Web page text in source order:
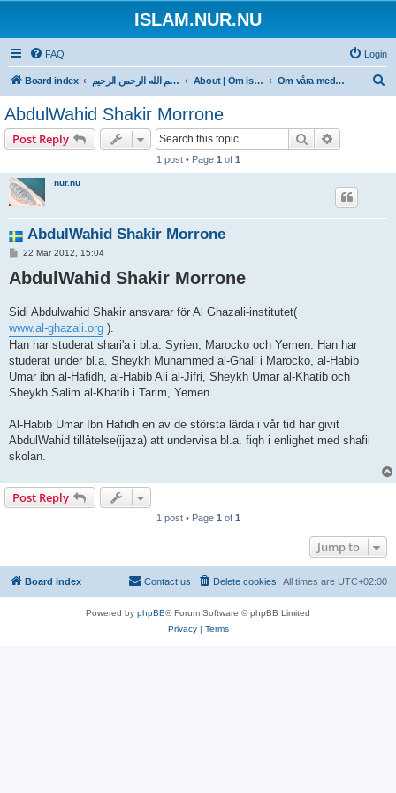
ISLAM.NUR.NU
FAQ Login
Board index بسم الله الرحمن الرحيم About | Om islam.nur.nu Om våra medarbetare
AbdulWahid Shakir Morrone
Post Reply Search
1 post • Page 1 of 1
nur.nu
AbdulWahid Shakir Morrone
P
s
t
22 Mar 2012, 15:04
AbdulWahid Shakir Morrone
Sidi Abdulwahid Shakir ansvarar för Al Ghazali-institutet(
www.al-ghazali.org ).
Han har studerat shari'a i bl.a. Syrien, Marocko och Yemen. Han har
studerat under bl.a. Sheykh Muhammed al-Ghali i Marocko, al-Habib
Umar ibn al-Hafidh, al-Habib Ali al-Jifri, Sheykh Umar al-Khatib och
Sheykh Salim al-Khatib i Tarim, Yemen.
Al-Habib Umar Ibn Hafidh en av de största lärda i vår tid har givit
AbdulWahid tillåtelse(ijaza) att undervisa bl.a. fiqh i enlighet med shafii
skolan.
Post Reply
1 post • Page 1 of 1
Jump to
Board index All times are UTC+02:00
Delete cookies
Contact us
Powered by phpBB® Forum Software © phpBB Limited
Privacy| Terms